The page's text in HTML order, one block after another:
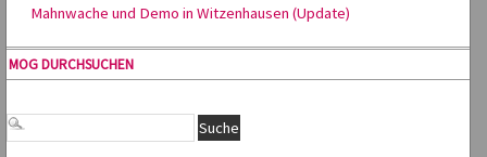
Mahnwache und Demo in Witzenhausen (Update)
MOG DURCHSUCHEN